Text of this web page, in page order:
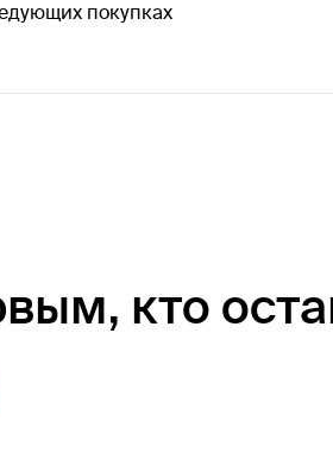
покупках
кто